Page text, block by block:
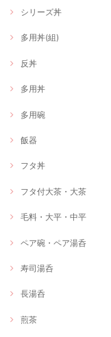
シリーズ丼
多用丼(組)
反丼
多用丼
多用碗
飯器
フタ丼
フタ付大茶・大茶
毛料・大平・中平
ペア碗・ペア湯呑
寿司湯呑
長湯呑
煎茶